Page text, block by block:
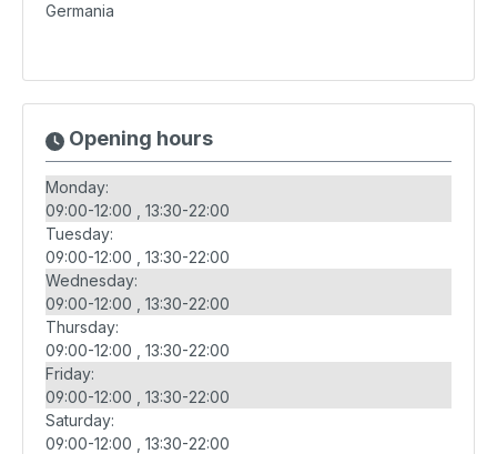
Germania
Opening hours
Monday:
09:00-12:00
13:30-22:00
Tuesday:
09:00-12:00
13:30-22:00
Wednesday:
09:00-12:00
13:30-22:00
Thursday:
09:00-12:00
13:30-22:00
Friday:
09:00-12:00
13:30-22:00
Saturday:
09:00-12:00
13:30-22:00